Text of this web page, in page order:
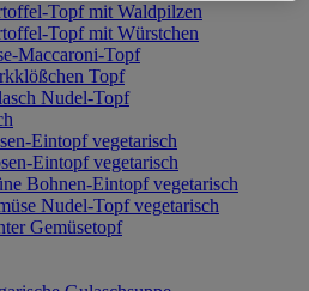
Topf mit Waldpilzen
Topf mit Würstchen
Maccaroni-Topf
Topf
Nudel-Topf
Eintopf vegetarisch
Eintopf vegetarisch
Bohnen-Eintopf vegetarisch
Nudel-Topf vegetarisch
Gemüsetopf